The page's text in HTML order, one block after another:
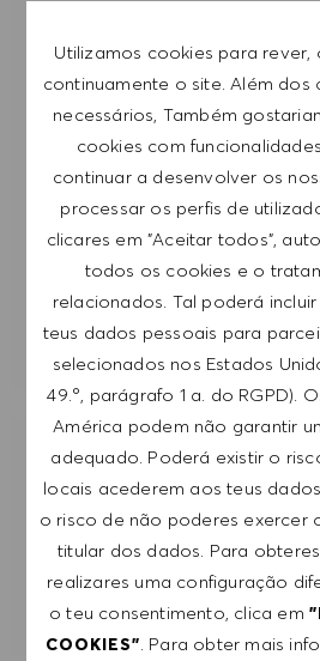
Utilizamos cookies para rever,
continuamente o site. Além dos
necessários, Também
cookies com
continuar a desenvolver os
processar os perfis de
clicares em "Aceitar todos",
todos os cookies e o
relacionados. Tal poderá
teus dados pessoais para
selecionados nos Estados
49.º, parágrafo 1 a. do RGPD).
América podem não garantir
adequado. Poderá existir o
locais acederem aos teus
o risco de não poderes exercer
titular dos dados. Para
realizares uma configuração
o teu consentimento, clica em
COOKIES" . Para obter mais
subscrição a qualquer
Introduzir endereço de e-mail
SUBMETER
GERIR ALERTAS
RECEBE
PERSONALIZADAS COM
INTERESSES.
COMEÇAR